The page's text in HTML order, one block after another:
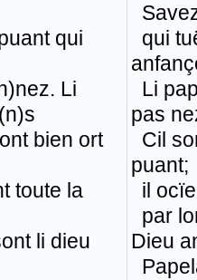
qui
Li
bien ort
toute la
li dieu
qui
Li
pas
Cil
puant;
il
par
Dieu